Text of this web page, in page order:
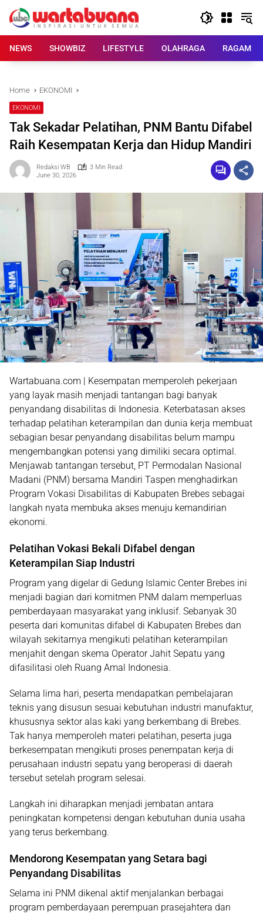
content
NEWS
SHOWBIZ LIFESTYLE OLAHRAGA RAGAM
Home EKONOMI
EKONOMI
Tak Sekadar Pelatihan, PNM Bantu Difabel
Raih Kesempatan Kerja dan Hidup Mandiri
Redaksi WB
3 Min Read
June 30, 2026
Wartabuana.com | Kesempatan memperoleh pekerjaan
yang layak masih menjadi tantangan bagi banyak
penyandang disabilitas di Indonesia. Keterbatasan akses
terhadap pelatihan keterampilan dan dunia kerja membuat
sebagian besar penyandang disabilitas belum mampu
mengembangkan potensi yang dimiliki secara optimal.
Menjawab tantangan tersebut, PT Permodalan Nasional
Madani (PNM) bersama Mandiri Taspen menghadirkan
Program Vokasi Disabilitas di Kabupaten Brebes sebagai
langkah nyata membuka akses menuju kemandirian
ekonomi.
Pelatihan Vokasi Bekali Difabel dengan
Keterampilan Siap Industri
Program yang digelar di Gedung Islamic Center Brebes ini
menjadi bagian dari komitmen PNM dalam memperluas
pemberdayaan masyarakat yang inklusif. Sebanyak 30
peserta dari komunitas difabel di Kabupaten Brebes dan
wilayah sekitarnya mengikuti pelatihan keterampilan
menjahit dengan skema Operator Jahit Sepatu yang
difasilitasi oleh Ruang Amal Indonesia.
Selama lima hari, peserta mendapatkan pembelajaran
teknis yang disusun sesuai kebutuhan industri manufaktur,
khususnya sektor alas kaki yang berkembang di Brebes.
Tak hanya memperoleh materi pelatihan, peserta juga
berkesempatan mengikuti proses penempatan kerja di
perusahaan industri sepatu yang beroperasi di daerah
tersebut setelah program selesai.
Langkah ini diharapkan menjadi jembatan antara
peningkatan kompetensi dengan kebutuhan dunia usaha
yang terus berkembang.
Mendorong Kesempatan yang Setara bagi
Penyandang Disabilitas
Selama ini PNM dikenal aktif menjalankan berbagai
program pemberdayaan perempuan prasejahtera dan